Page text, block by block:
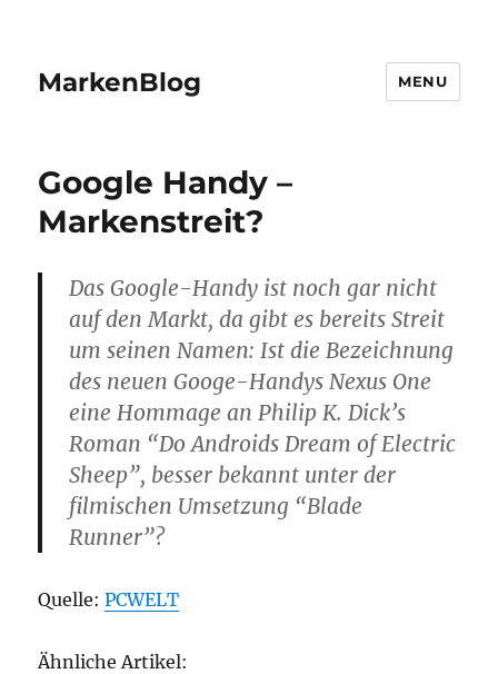
MarkenBlog MENU
Google Handy –
Markenstreit?
Das Google-Handy ist noch gar nicht
auf den Markt, da gibt es bereits Streit
um seinen Namen: Ist die Bezeichnung
des neuen Googe-Handys Nexus One
eine Hommage an Philip K. Dick’s
Roman “Do Androids Dream of Electric
Sheep”, besser bekannt unter der
filmischen Umsetzung “Blade
Runner”?
Quelle:PCWELT
Ähnliche Artikel: